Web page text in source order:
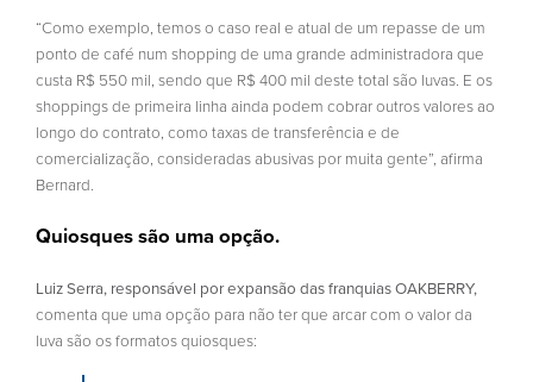
“Como exemplo, temos o caso real e atual de um repasse de um
ponto de café num shopping de uma grande administradora que
custa R$ 550 mil, sendo que R$ 400 mil deste total são luvas. E os
shoppings de primeira linha ainda podem cobrar outros valores ao
longo do contrato, como taxas de transferência e de
comercialização, consideradas abusivas por muita gente”, afirma
Bernard.
Quiosques são uma opção.
Luiz Serra, responsável por expansão das franquias OAKBERRY,
comenta que uma opção para não ter que arcar com o valor da
luva são os formatos quiosques: